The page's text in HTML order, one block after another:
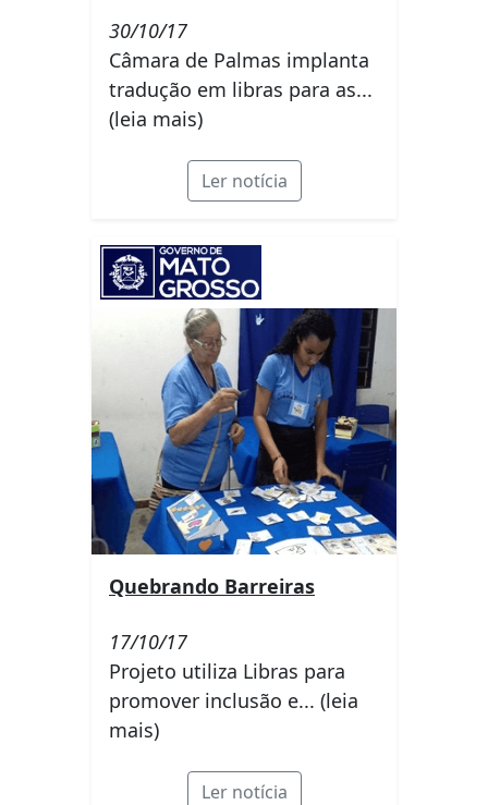
30/10/17
Câmara de Palmas implanta
tradução em libras para as...
(leia mais)
Ler notícia
Quebrando Barreiras
17/10/17
Projeto utiliza Libras para
promover inclusão e... (leia
mais)
Ler notícia